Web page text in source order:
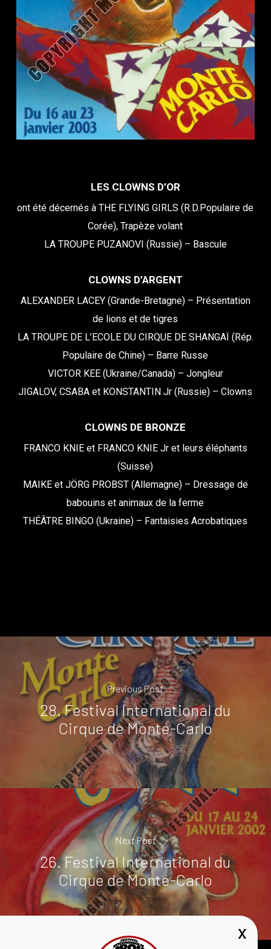
LES CLOWNS D’OR
ont été décernés à THE FLYING GIRLS (R.D.Populaire de
Corée), Trapèze volant
LA TROUPE PUZANOVI (Russie) – Bascule
CLOWNS D’ARGENT
ALEXANDER LACEY (Grande-Bretagne) – Présentation
de lions et de tigres
LA TROUPE DE L’ECOLE DU CIRQUE DE SHANGAÏ (Rép.
Populaire de Chine) – Barre Russe
VICTOR KEE (Ukraine/Canada) – Jongleur
JIGALOV, CSABA et KONSTANTIN Jr (Russie) – Clowns
CLOWNS DE BRONZE
FRANCO KNIE et FRANCO KNIE Jr et leurs éléphants
(Suisse)
MAIKE et JÖRG PROBST (Allemagne) – Dressage de
babouins et animaux de la ferme
THÉÂTRE BINGO (Ukraine) – Fantaisies Acrobatiques
Previous Post
28. Festival International du
Cirque de Monte-Carlo
Next Post
26. Festival International du
Cirque de Monte-Carlo